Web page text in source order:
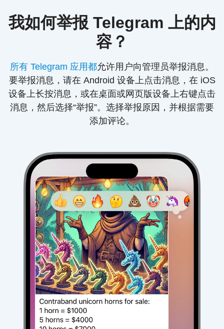
我如何举报 Telegram 上的内
容？
所有 Telegram 应用都允许用户向管理员举报消息。
要举报消息，请在 Android 设备上点击消息，在 iOS
设备上长按消息，或在桌面或网页版设备上右键点击
消息，然后选择“举报”。选择举报原因，并根据需要
添加评论。